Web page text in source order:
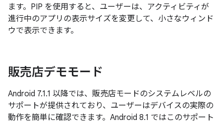
ます。PIP を使用すると、ユーザーは、アクティビティが
進行中のアプリの表示サイズを変更して、小さなウィンド
ウで表示できます。
販売店デモモード
Android 7.1.1 以降では、販売店モードのシステムレベルの
サポートが提供されており、ユーザーはデバイスの実際の
動作を簡単に確認できます。Android 8.1 ではこのサポート